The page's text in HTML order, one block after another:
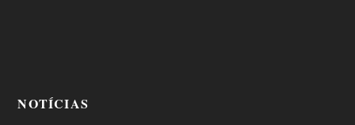
NOTÍCIAS